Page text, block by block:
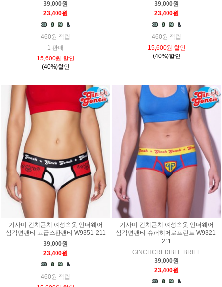
39,000원
23,400원
460원 적립
1 판매
15,600원 할인
(40%)할인
39,000원
23,400원
460원 적립
15,600원 할인
(40%)할인
기사미 긴치곤치 여성속옷 언더웨어
삼각면팬티 고급스판팬티 W9351-211
39,000원
23,400원
460원 적립
기사미 긴치곤치 여성속옷 언더웨어
삼각면팬티 슈퍼히어로프린트 W9321-
211
GINCHCREDIBLE BRIEF
39,000원
23,400원